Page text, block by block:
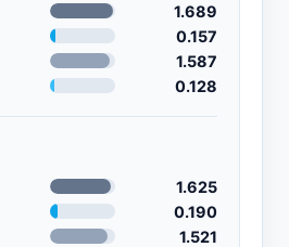
1.689
0.157
1.587
0.128
1.625
0.190
1.521